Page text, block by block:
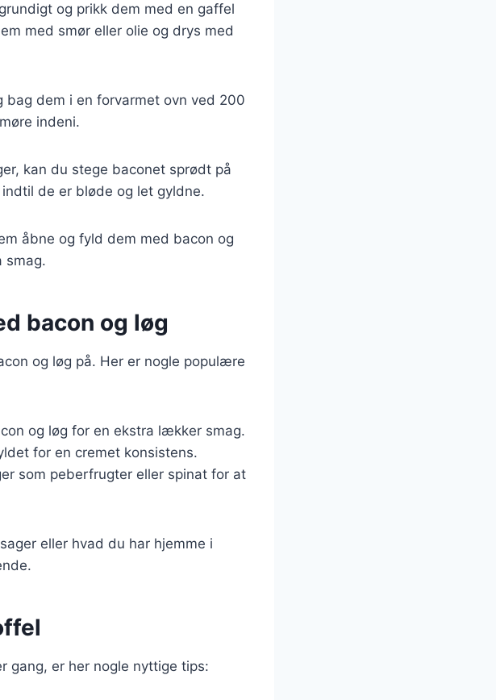
og prikk dem med en gaffel
med smør eller olie og drys med
dem i en forvarmet ovn ved 200
indeni.
kan du stege baconet sprødt på
de er bløde og let gyldne.
åbne og fyld dem med bacon og
smag.
bacon og løg
og løg på. Her er nogle populære
og løg for en ekstra lækker smag.
for en cremet konsistens.
som peberfrugter eller spinat for at
eller hvad du har hjemme i
gang, er her nogle nyttige tips: